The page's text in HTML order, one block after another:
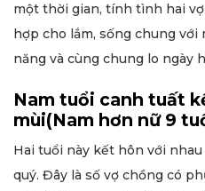
một thời gian, tính tình hai
hợp cho lắm, sống chung với
năng và cùng chung lo ngày
Nam tuổi canh tuất
mùi(Nam hơn nữ 9
Hai tuổi này kết hôn với
quý. Đây là số vợ chồng có